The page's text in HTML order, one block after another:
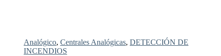
Analógico, Centrales Analógicas, DETECCIÓN DE
INCENDIOS